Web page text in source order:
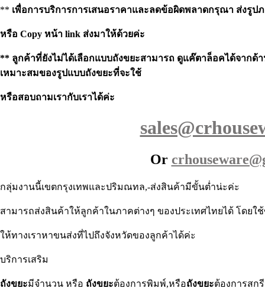
** เพื่อการบริการการเสนอราคาและลดข้อผิดพลาดกรุณา ส่งรูป
หรือ Copy หน้า link ส่งมาให้ด้วยค่ะ
** ลูกค้าที่ยังไม่ได้เลือกแบบถังขยะสามารถ ดูแค๊ตาล็อคได้จากด้
เหมาะสมของรูปแบบถังขยะที่จะใช้
หรือสอบถามเรากับเราได้ค่ะ
Or
กลุ่มงานนี้เขตกรุงเทพและปริมณทล,-ส่งสินค้ามีขั้นต่ำน่ะค่ะ
สามารถส่งสินค้าให้ลูกค้าในภาคต่างๆ ของประเทศไทยได้ โดยใ
ให้ทางเราหาขนส่งที่ไปถึงจังหวัดของลูกค้าได้ค่ะ
บริการเสริม
ถังขยะมีจำนวน หรือ ถังขยะต้องการพิมพ์,หรือถังขยะต้องการสก